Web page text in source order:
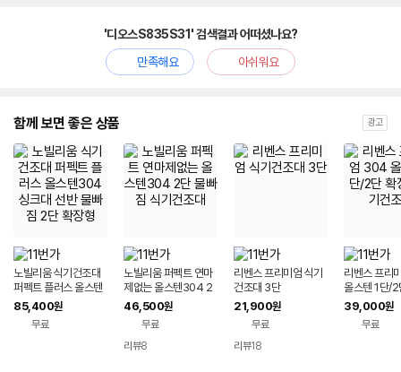
'디오스S835S31' 검색결과 어떠셨나요?
만족해요
아쉬워요
함께 보면 좋은 상품 광고
노빌리움 식기건조대
퍼펙트 플러스 올스텐
304 싱크대 선반 물빠
짐 2단 확장형
85,400원
무료
노빌리움 퍼펙트 연마
제없는 올스텐304 2
단 물빠짐 식기건조대
46,500원
무료
리뷰8
리벤스 프리미엄 식기
건조대 3단
21,900원
무료
리뷰18
리벤스 프리
올스텐 1단/2
형 식기건조
39,000원
무료